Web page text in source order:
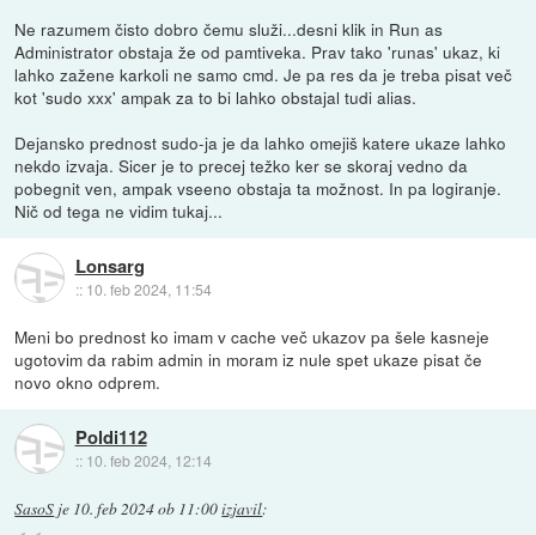
Ne razumem čisto dobro čemu služi...desni klik in Run as
Administrator obstaja že od pamtiveka. Prav tako 'runas' ukaz, ki
lahko zažene karkoli ne samo cmd. Je pa res da je treba pisat več
kot 'sudo xxx' ampak za to bi lahko obstajal tudi alias.
Dejansko prednost sudo-ja je da lahko omejiš katere ukaze lahko
nekdo izvaja. Sicer je to precej težko ker se skoraj vedno da
pobegnit ven, ampak vseeno obstaja ta možnost. In pa logiranje.
Nič od tega ne vidim tukaj...
Lonsarg
:: 10. feb 2024, 11:54
Meni bo prednost ko imam v cache več ukazov pa šele kasneje
ugotovim da rabim admin in moram iz nule spet ukaze pisat če
novo okno odprem.
Poldi112
:: 10. feb 2024, 12:14
SasoS je 10. feb 2024 ob 11:00izjavil: